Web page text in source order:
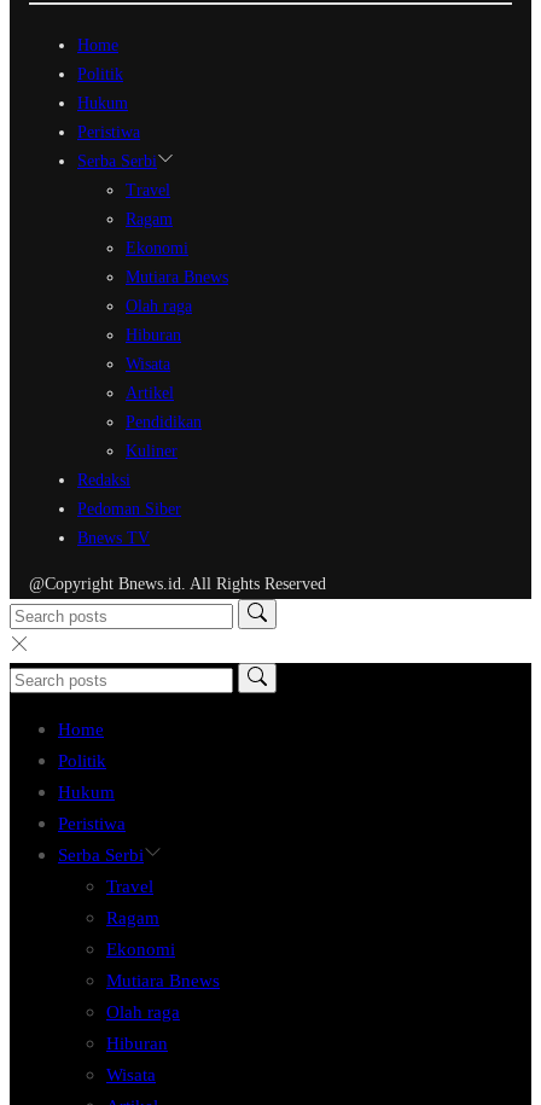
Home
Politik
Hukum
Peristiwa
Serba Serbi
Travel
Ragam
Ekonomi
Mutiara Bnews
Olah raga
Hiburan
Wisata
Artikel
Pendidikan
Kuliner
Redaksi
Pedoman Siber
Bnews TV
@Copyright Bnews.id. All Rights Reserved
Home
Politik
Hukum
Peristiwa
Serba Serbi
Travel
Ragam
Ekonomi
Mutiara Bnews
Olah raga
Hiburan
Wisata